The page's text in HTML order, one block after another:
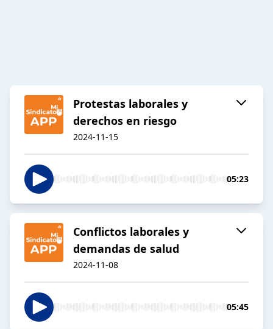
Protestas laborales y
derechos en riesgo
2024-11-15
05:23
Conflictos laborales y
demandas de salud
2024-11-08
05:45